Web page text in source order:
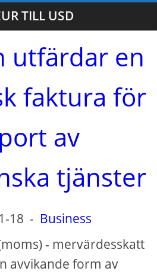
TILL USD
utfärdar en
faktura för
av
tjänster
18 - Business
- mervärdesskatt
avvikande form av